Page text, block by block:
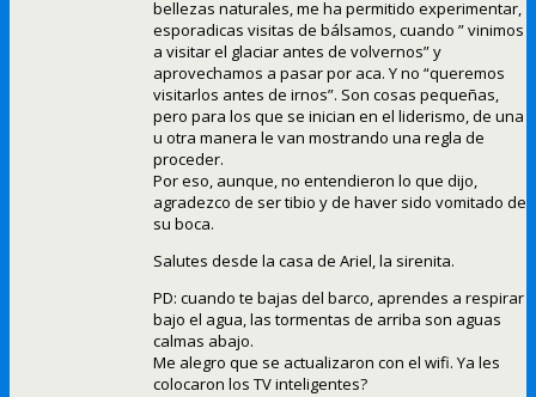
bellezas naturales, me ha permitido experimentar,
esporadicas visitas de bálsamos, cuando ” vinimos
a visitar el glaciar antes de volvernos” y
aprovechamos a pasar por aca. Y no “queremos
visitarlos antes de irnos”. Son cosas pequeñas,
pero para los que se inician en el liderismo, de una
u otra manera le van mostrando una regla de
proceder.
Por eso, aunque, no entendieron lo que dijo,
agradezco de ser tibio y de haver sido vomitado de
su boca.
Salutes desde la casa de Ariel, la sirenita.
PD: cuando te bajas del barco, aprendes a respirar
bajo el agua, las tormentas de arriba son aguas
calmas abajo.
Me alegro que se actualizaron con el wifi. Ya les
colocaron los TV inteligentes?